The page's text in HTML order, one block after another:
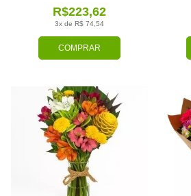
COMPRAR
3x de R$ 74,54
R$223,62